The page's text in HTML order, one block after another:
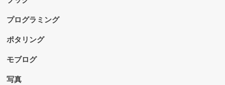
プログラミング
ポタリング
モブログ
写真